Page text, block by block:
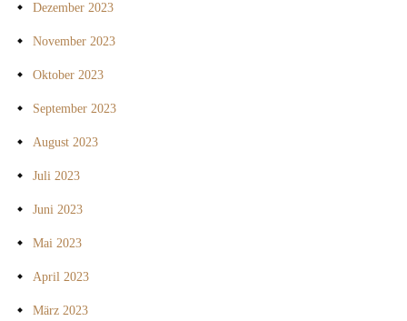
Dezember 2023
November 2023
Oktober 2023
September 2023
August 2023
Juli 2023
Juni 2023
Mai 2023
April 2023
März 2023